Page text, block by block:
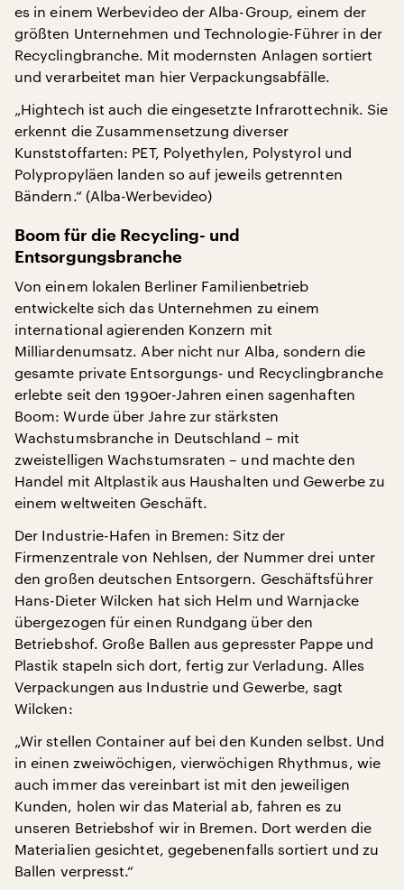
es in einem Werbevideo der Alba-Group, einem der
größten Unternehmen und Technologie-Führer in der
Recyclingbranche. Mit modernsten Anlagen sortiert
und verarbeitet man hier Verpackungsabfälle.
„Hightech ist auch die eingesetzte Infrarottechnik. Sie
erkennt die Zusammensetzung diverser
Kunststoffarten: PET, Polyethylen, Polystyrol und
Polypropyläen landen so auf jeweils getrennten
Bändern.“ (Alba-Werbevideo)
Boom für die Recycling- und
Entsorgungsbranche
Von einem lokalen Berliner Familienbetrieb
entwickelte sich das Unternehmen zu einem
international agierenden Konzern mit
Milliardenumsatz. Aber nicht nur Alba, sondern die
gesamte private Entsorgungs- und Recyclingbranche
erlebte seit den 1990er-Jahren einen sagenhaften
Boom: Wurde über Jahre zur stärksten
Wachstumsbranche in Deutschland – mit
zweistelligen Wachstumsraten – und machte den
Handel mit Altplastik aus Haushalten und Gewerbe zu
einem weltweiten Geschäft.
Der Industrie-Hafen in Bremen: Sitz der
Firmenzentrale von Nehlsen, der Nummer drei unter
den großen deutschen Entsorgern. Geschäftsführer
Hans-Dieter Wilcken hat sich Helm und Warnjacke
übergezogen für einen Rundgang über den
Betriebshof. Große Ballen aus gepresster Pappe und
Plastik stapeln sich dort, fertig zur Verladung. Alles
Verpackungen aus Industrie und Gewerbe, sagt
Wilcken:
„Wir stellen Container auf bei den Kunden selbst. Und
in einen zweiwöchigen, vierwöchigen Rhythmus, wie
auch immer das vereinbart ist mit den jeweiligen
Kunden, holen wir das Material ab, fahren es zu
unseren Betriebshof wir in Bremen. Dort werden die
Materialien gesichtet, gegebenenfalls sortiert und zu
Ballen verpresst.“